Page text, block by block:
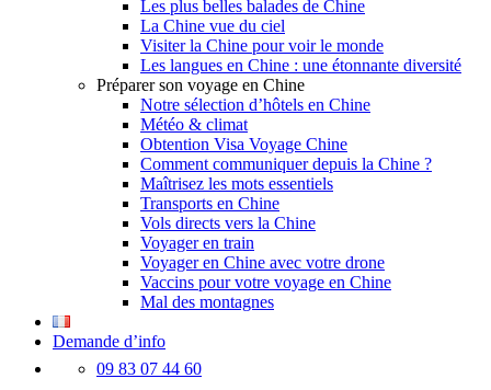
Les plus belles balades de Chine
La Chine vue du ciel
Visiter la Chine pour voir le monde
Les langues en Chine : une étonnante diversité
Préparer son voyage en Chine
Notre sélection d’hôtels en Chine
Météo & climat
Obtention Visa Voyage Chine
Comment communiquer depuis la Chine ?
Maîtrisez les mots essentiels
Transports en Chine
Vols directs vers la Chine
Voyager en train
Voyager en Chine avec votre drone
Vaccins pour votre voyage en Chine
Mal des montagnes
Demande d’info
09 83 07 44 60